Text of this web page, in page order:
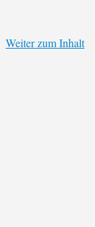
Weiter zum Inhalt